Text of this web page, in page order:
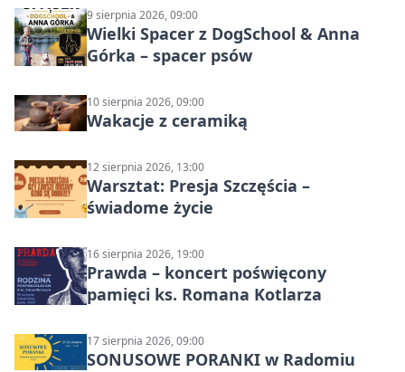
9 sierpnia 2026, 09:00
Wielki Spacer z DogSchool & Anna
Górka – spacer psów
10 sierpnia 2026, 09:00
Wakacje z ceramiką
12 sierpnia 2026, 13:00
Warsztat: Presja Szczęścia –
świadome życie
16 sierpnia 2026, 19:00
Prawda – koncert poświęcony
pamięci ks. Romana Kotlarza
17 sierpnia 2026, 09:00
SONUSOWE PORANKI w Radomiu